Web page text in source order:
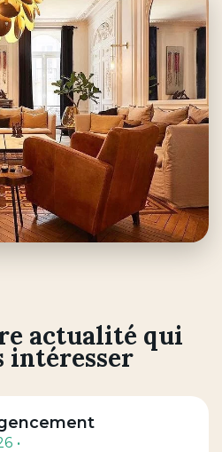
actualité qui
intéresser